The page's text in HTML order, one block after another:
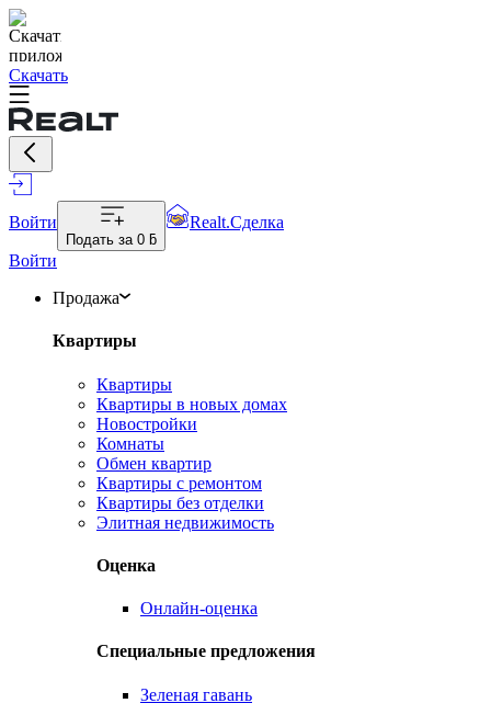
Скачать
Войти
Подать за 0 ƃ
Realt.Сделка
Войти
Продажа
Квартиры
Квартиры
Квартиры в новых домах
Новостройки
Комнаты
Обмен квартир
Квартиры с ремонтом
Квартиры без отделки
Элитная недвижимость
Оценка
Онлайн-оценка
Специальные предложения
Зеленая гавань